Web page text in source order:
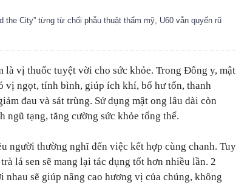
the City” từng từ chối phẫu thuật thẩm mỹ, U60 vẫn quyến rũ
là vị thuốc tuyệt vời cho sức khỏe. Trong Đông y, mật
vị ngọt, tính bình, giúp ích khí, bổ hư tổn, thanh
đau và sát trùng. Sử dụng mật ong lâu dài còn
ngũ tạng, tăng cường sức khỏe tổng thể.
người thường nghĩ đến việc kết hợp cùng chanh. Tuy
lá sen sẽ mang lại tác dụng tốt hơn nhiều lần. 2
sẽ giúp nâng cao hương vị của chúng, không